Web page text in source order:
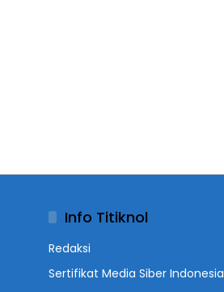
Info Titiknol
Redaksi
Sertifikat Media Siber Indonesia